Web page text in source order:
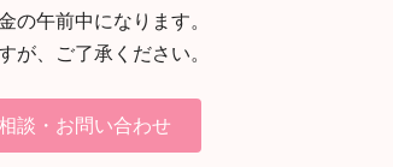
の午前中になります。
が、ご了承ください。
談・お問い合わせ